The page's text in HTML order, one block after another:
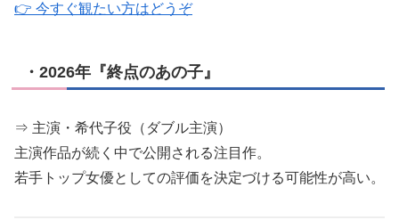
👉 今すぐ観たい方はどうぞ
・2026年『終点のあの子』
⇒ 主演・希代子役（ダブル主演）
主演作品が続く中で公開される注目作。
若手トップ女優としての評価を決定づける可能性が高い。